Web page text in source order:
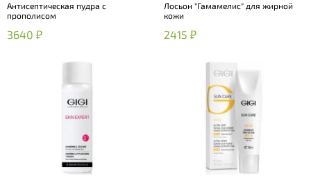
Антисептическая пудра с
прополисом
3640 ₽
skin
Лосьон "Гамамелис" для жирной
кожи
2415 ₽